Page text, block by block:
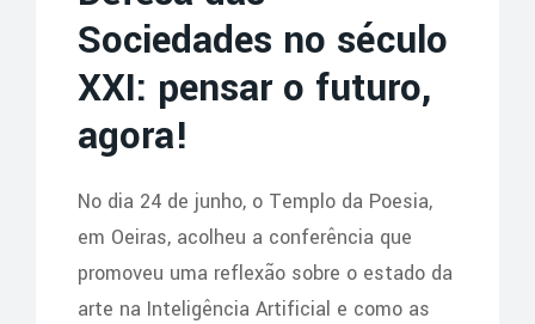
Sociedades no século
XXI: pensar o futuro,
agora!
No dia 24 de junho, o Templo da Poesia,
em Oeiras, acolheu a conferência que
promoveu uma reflexão sobre o estado da
arte na Inteligência Artificial e como as